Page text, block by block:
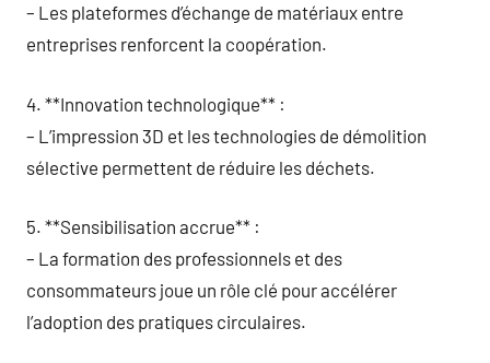
– Les plateformes d’échange de matériaux entre
entreprises renforcent la coopération.
4. **Innovation technologique** :
– L’impression 3D et les technologies de démolition
sélective permettent de réduire les déchets.
5. **Sensibilisation accrue** :
– La formation des professionnels et des
consommateurs joue un rôle clé pour accélérer
l’adoption des pratiques circulaires.